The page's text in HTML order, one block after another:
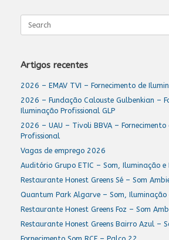
Search
for:
Artigos recentes
2026 – EMAV TVI – Fornecimento de
2026 – Fundação Calouste Gulbenkian –
Iluminação Profissional GLP
2026 – UAU – Tivoli BBVA –
Profissional
Vagas de emprego 2026
Auditório Grupo ETIC – Som, Iluminação e
Restaurante Honest Greens Sé – Som
Quantum Park Algarve – Som, Iluminação
Restaurante Honest Greens Foz – Som
Restaurante Honest Greens Bairro Azul –
Fornecimento Som RCF – Palco 22